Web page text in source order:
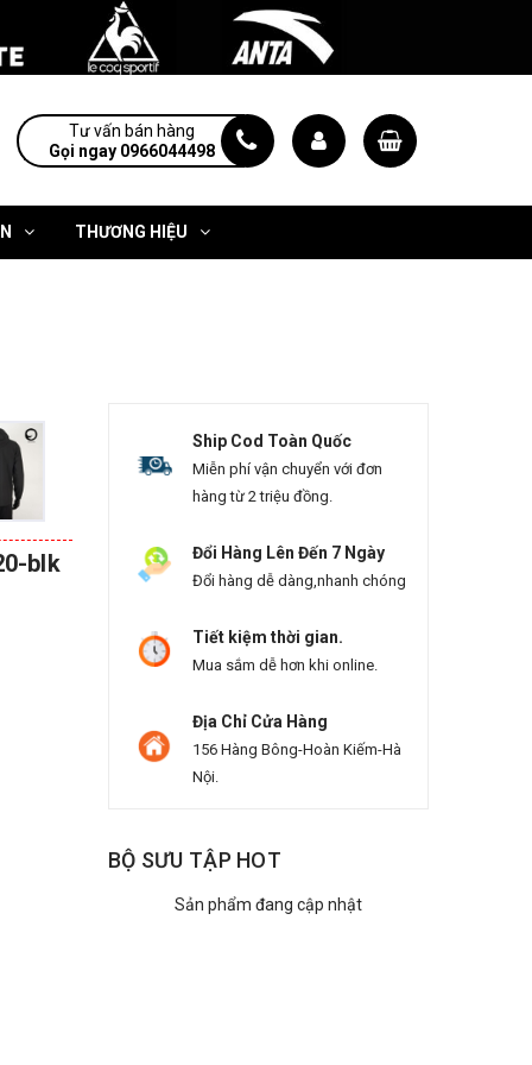
Tư vấn bán hàng
Gọi ngay 0966044498
THƯƠNG HIỆU
blk
Ship Cod Toàn Quốc
Miễn phí vận chuyển với đơn
hàng từ 2 triệu đồng.
Đổi Hàng Lên Đến 7 Ngày
Đổi hàng dễ dàng,nhanh chóng
Tiết kiệm thời gian.
Mua sắm dễ hơn khi online.
Địa Chỉ Cửa Hàng
156 Hàng Bông-Hoàn Kiếm-Hà
Nội.
BỘ SƯU TẬP HOT
Sản phẩm đang cập nhật